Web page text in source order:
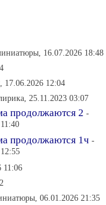
16.07.2026 18:48
17.06.2026 12:04
25.11.2023 03:07
продолжаются 2 -
продолжаются 1ч -
11:06
06.01.2026 21:35